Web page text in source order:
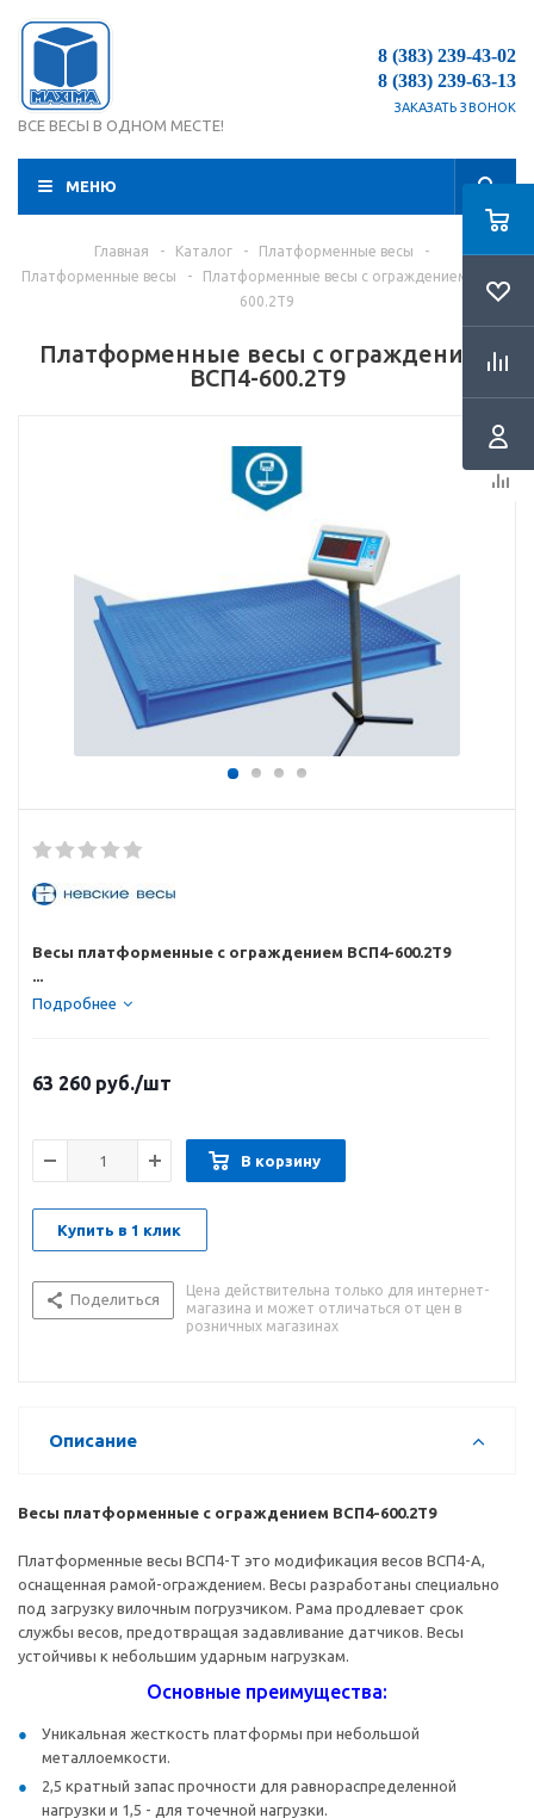
8 (383) 239-43-02
8 (383) 239-63-13
ЗАКАЗАТЬ ЗВОНОК
ВСЕ ВЕСЫ В ОДНОМ МЕСТЕ!
МЕНЮ
Главная - Каталог - Платформенные весы
-
Платформенные весы
-
Платформенные весы с ограждением ВСП4-
600.2Т9
Платформенные весы с ограждением
ВСП4-600.2Т9
Весы платформенные с ограждением ВСП4-600.2Т9
...
Подробнее
63 260 руб./шт
В корзину
Купить в 1 клик
Поделиться
Цена действительна только для интернет-
магазина и может отличаться от цен в
розничных магазинах
Описание
Весы платформенные с ограждением ВСП4-600.2Т9
Платформенные весы ВСП4-Т это модификация весов ВСП4-А,
оснащенная рамой-ограждением. Весы разработаны специально
под загрузку вилочным погрузчиком. Рама продлевает срок
службы весов, предотвращая задавливание датчиков. Весы
устойчивы к небольшим ударным нагрузкам.
Основные преимущества:
Уникальная жесткость платформы при небольшой
металлоемкости.
2,5 кратный запас прочности для равнораспределенной
нагрузки и 1,5 - для точечной нагрузки.